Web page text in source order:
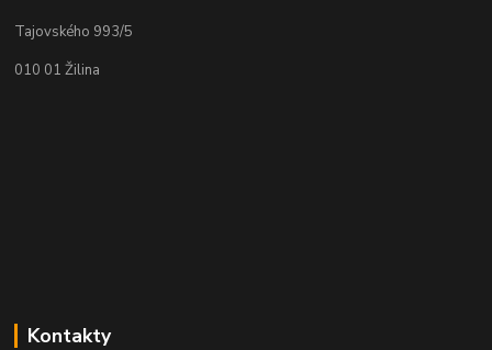
Tajovského 993/5
010 01 Žilina
Kontakty